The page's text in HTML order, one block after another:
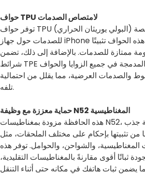
حواف TPU لامتصاص الصدمات
توفر حواف TPU (البولي يوريثان الحراري) طبقة مرنة وممتصة
للصدمات حول جهاز iPhone الخاص بك. توفر هذه الحواف تثبيتًا
ممتازة للصدمات. بالإضافة إلى ذلك، تضمن
شرائط TPE الممتصة للصدمات والمدمجة في جميع الزوايا والحواف
والصدمات العرضية، مما يقلل من احتمالية
تلفه.
حماية معززة مع وظيفة N52 المغناطيسية
هذه الحافظة مزودة بمغناطيسات N52، وتتميز بخاصية جذب
من تثبيتها بإحكام على مختلف الملحقات، مثل
المغناطيسية، والشواحن، والحوامل. توفر هذه
ثباتًا أقوى مقارنةً بالمغناطيسات التقليدية،